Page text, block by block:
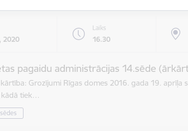
2020
Laiks
16.30
pagaidu administrācijas 14.sēde
Grozījumi Rīgas domes 2016. gada 19. aprīļa
tiek…